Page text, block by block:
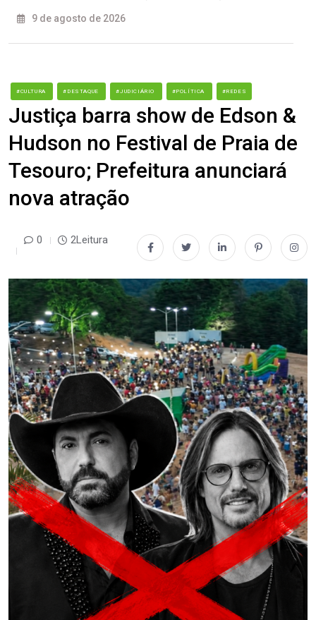
9 de agosto de 2026
#CULTURA #DESTAQUE #JUDICIÁRIO #POLÍTICA #REDES
Justiça barra show de Edson &
Hudson no Festival de Praia de
Tesouro; Prefeitura anunciará
nova atração
0 2Leitura